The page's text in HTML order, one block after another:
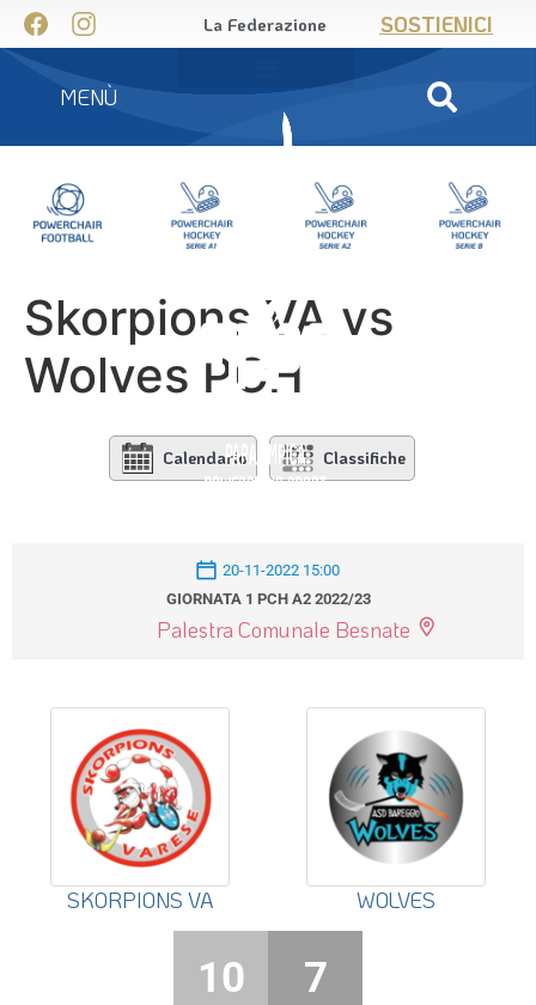
La Federazione SOSTIENICI
MENÙ
Skorpions VA vs
Wolves PCH
Calendario Classifiche
20-11-2022 15:00
GIORNATA 1 PCH A2 2022/23
Palestra Comunale Besnate
SKORPIONS VA WOLVES
10 7